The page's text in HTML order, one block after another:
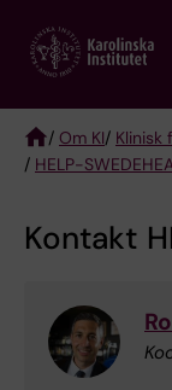
main
/ Om KI/ Klinisk
/ HELP-
Kontakt